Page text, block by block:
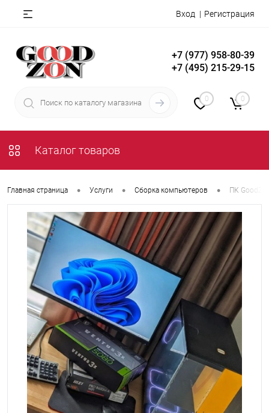
Вход Регистрация
+7 (977) 958-80-39
+7 (495) 215-29-15
0 0
Каталог товаров
Главная страница • Услуги • Сборка компьютеров • ПК